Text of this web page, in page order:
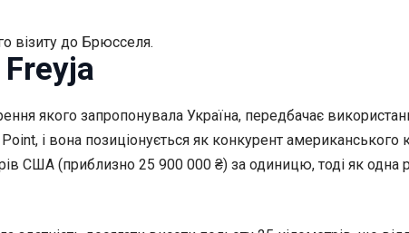
візиту до Брюсселя.
якого запропонувала Україна, передбачає
і вона позиціонується як конкурент американського
США (приблизно 25 900 000 ₴) за одиницю, тоді як одна